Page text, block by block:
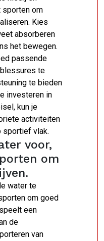
sporten om
Kies
absorberen
het bewegen.
passende
te
te bieden
investeren in
kun je
activiteiten
sportief vlak.
voor,
om
water te
om goed
een
de
van